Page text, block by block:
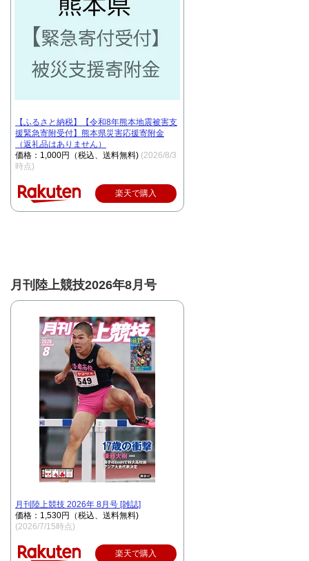
【ふるさと納税】【令和8年熊本地震被害支
援緊急寄附受付】熊本県災害応援寄附金
（返礼品はありません）
価格：1,000円（税込、送料無料) (2026/8/3
時点)
楽天で購入
月刊陸上競技2026年8月号
月刊陸上競技 2026年 8月号 [雑誌]
価格：1,530円（税込、送料無料)
(2026/7/15時点)
楽天で購入